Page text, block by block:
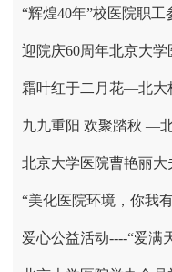
“辉煌40年”校医院职工
迎院庆60周年北京大
“美化医院环境，你我